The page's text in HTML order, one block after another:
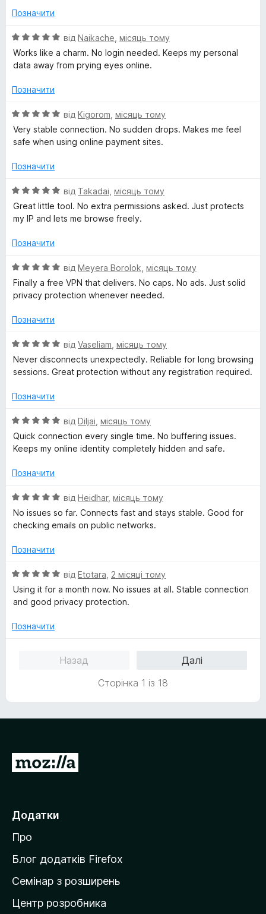
к
5
з
Позначити
О
ц
к
5
з
від Naikache місяць тому
Works like a charm. No login needed. Keeps my personal
data away from prying eyes online.
Позначити
О
ц
к
5
з
від Kigorom місяць тому
Very stable connection. No sudden drops. Makes me feel
safe when using online payment sites.
Позначити
О
ц
к
5
з
від Takadai місяць тому
Great little tool. No extra permissions asked. Just protects
my IP and lets me browse freely.
Позначити
О
ц
к
5
з
від Meyera Borolok місяць тому
Finally a free VPN that delivers. No caps. No ads. Just solid
privacy protection whenever needed.
Позначити
О
ц
к
5
з
5
від Vaseliam місяць тому
Never disconnects unexpectedly. Reliable for long browsing
sessions. Great protection without any registration required.
Позначити
О
ц
к
5
з
від Diljai місяць тому
Quick connection every single time. No buffering issues.
Keeps my online identity completely hidden and safe.
Позначити
О
ц
к
5
з
від Heidhar, місяць тому
No issues so far. Connects fast and stays stable. Good for
checking emails on public networks.
Позначити
О
ц
к
від Etotara 2 місяці тому
Using it for a month now. No issues at all. Stable connection
and good privacy protection.
Позначити
Назад
Далі
Сторінка 1 із 18
П
е
й
т
и
а
д
Додатки
Про
Блог додатків Firefox
Семінар з розширень
Центр розробника